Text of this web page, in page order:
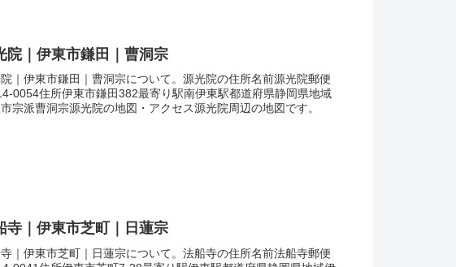
院｜伊東市鎌田｜曹洞宗
｜伊東市鎌田｜曹洞宗について。源光院の住所名前源光院郵便
0054住所伊東市鎌田382最寄り駅南伊東駅都道府県静岡県地域
宗派曹洞宗源光院の地図・アクセス源光院周辺の地図です。
寺｜伊東市芝町｜日蓮宗
｜伊東市芝町｜日蓮宗について。法船寺の住所名前法船寺郵便